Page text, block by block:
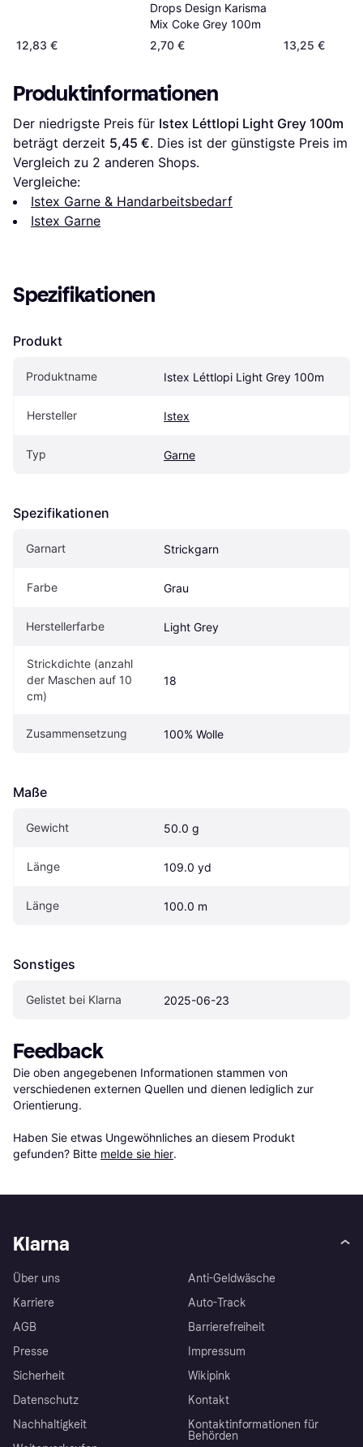
12,83 €
Drops Design Karisma
Mix Coke Grey 100m
2,70 €
13,25 €
Produktinformationen
Der niedrigste Preis für Istex Léttlopi Light Grey 100m
beträgt derzeit 5,45 €. Dies ist der günstigste Preis im
Vergleich zu 2 anderen Shops.
Vergleiche:
Istex Garne & Handarbeitsbedarf
Istex Garne
Spezifikationen
Produkt
Produktname Istex Léttlopi Light Grey 100m
Hersteller Istex
Typ Garne
Spezifikationen
Garnart Strickgarn
Farbe Grau
Herstellerfarbe Light Grey
Strickdichte (anzahl
der Maschen auf 10
cm)
18
Zusammensetzung 100% Wolle
Maße
Gewicht 50.0 g
Länge 109.0 yd
Länge 100.0 m
Sonstiges
Gelistet bei Klarna 2025-06-23
Feedback
Die oben angegebenen Informationen stammen von
verschiedenen externen Quellen und dienen lediglich zur
Orientierung.
Haben Sie etwas Ungewöhnliches an diesem Produkt
gefunden? Bitte melde sie hier.
Klarna
Über uns
Karriere
AGB
Presse
Sicherheit
Datenschutz
Nachhaltigkeit
Anti-Geldwäsche
Auto-Track
Barrierefreiheit
Impressum
Wikipink
Kontakt
Kontaktinformationen für
Behörden